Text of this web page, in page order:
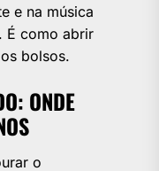
e na música
É como abrir
bolsos.
ONDE
o